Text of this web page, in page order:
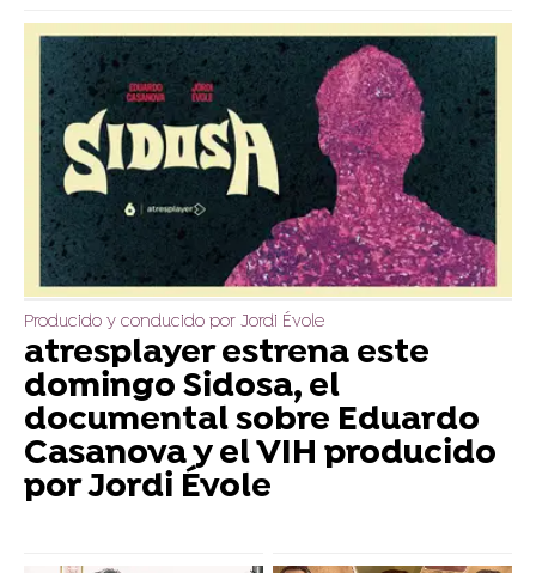
Producido y conducido por Jordi Évole
atresplayer estrena este
domingo Sidosa, el
documental sobre Eduardo
Casanova y el VIH producido
por Jordi Évole